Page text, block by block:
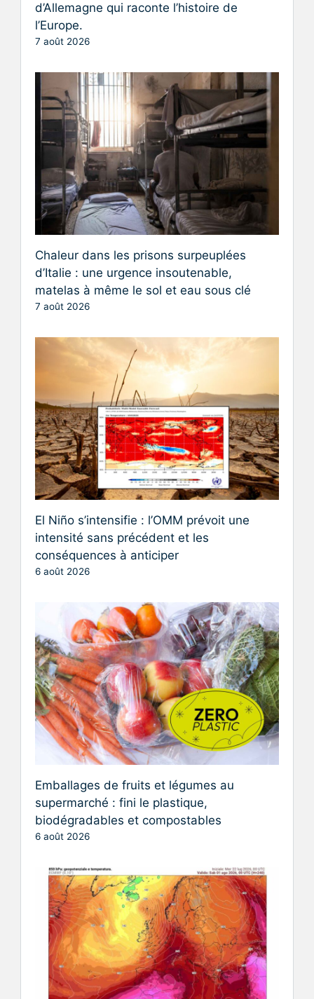
d’Allemagne qui raconte l’histoire de
l’Europe.
7 août 2026
Chaleur dans les prisons surpeuplées
d’Italie : une urgence insoutenable,
matelas à même le sol et eau sous clé
7 août 2026
El Niño s’intensifie : l’OMM prévoit une
intensité sans précédent et les
conséquences à anticiper
6 août 2026
Emballages de fruits et légumes au
supermarché : fini le plastique,
biodégradables et compostables
6 août 2026